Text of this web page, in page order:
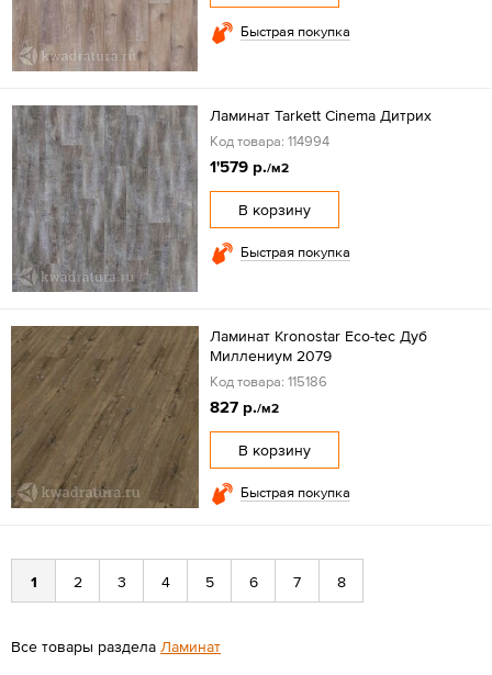
Быстрая покупка
Ламинат Tarkett Cinema Дитрих
Код товара: 114994
1'579 р./м2
В корзину
Быстрая покупка
Ламинат Kronostar Eco-tec Дуб
Миллениум 2079
Код товара: 115186
827 р./м2
В корзину
Быстрая покупка
1 2 3 4 5 6 7 8
Все товары раздела Ламинат